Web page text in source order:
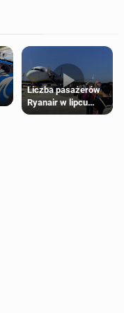
Liczba pasażerów
Ryanair w lipcu
pobiła rekord